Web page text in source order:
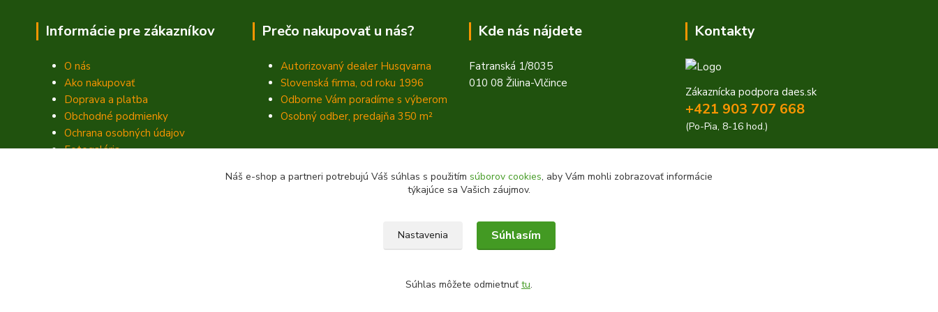
Informácie pre zákazníkov
O nás
Ako nakupovať
Doprava a platba
Obchodné podmienky
Ochrana osobných údajov
Fotogaléria
Prečo nakupovať u nás?
Autorizovaný dealer Husqvarna
Slovenská firma, od roku 1996
Odborne Vám poradíme s výberom
Osobný odber, predajňa 350 m²
Kde nás nájdete
Fatranská 1/8035
010 08 Žilina-Vlčince
Kontakty
Zákaznícka podpora daes.sk
+421 903 707 668
(Po-Pia, 8-16 hod.)
Náš e-shop a partneri potrebujú Váš súhlas s použitím súborov cookies, aby Vám mohli zobrazovať informácie
týkajúce sa Vašich záujmov.
Nastavenia Súhlasím
Súhlas môžete odmietnuť tu.